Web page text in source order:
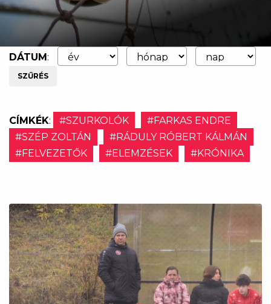
DÁTUM:
SZŰRÉS
CÍMKÉK: #SZURKOLÓK
#FARKAS ENDRE
#SZÉP ZOLTÁN
#RÁDULY RÓBERT KÁLMÁN
#FELVEZETŐK
#ELEMZÉSEK #KRÓNIKA